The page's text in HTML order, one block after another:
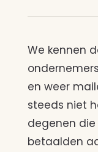
We kennen
en weer
steeds niet
degenen die
betaalden